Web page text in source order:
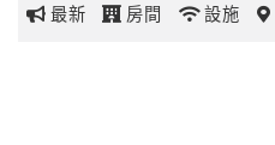
玩 最新 房間 設施